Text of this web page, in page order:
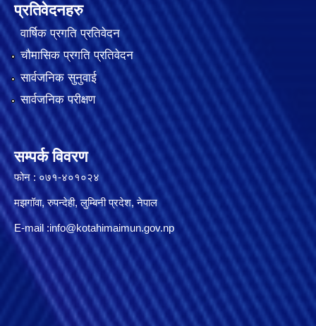
प्रतिवेदनहरु
वार्षिक प्रगति प्रतिवेदन
चौमासिक प्रगति प्रतिवेदन
सार्वजनिक सुनुवाई
सार्वजनिक परीक्षण
सम्पर्क विवरण
फोन : ०७१-४०१०२४
मझगॉवा, रुपन्देही, लुम्बिनी प्रदेश, नेपाल
E-mail :info@kotahimaimun.gov.np